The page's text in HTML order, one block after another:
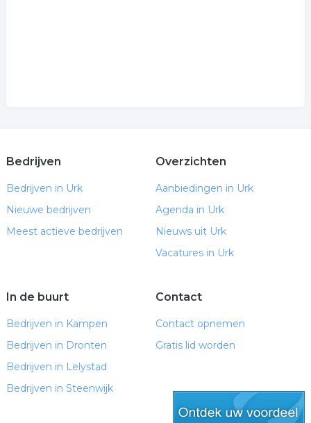
Bedrijven
Bedrijven in Urk
Nieuwe bedrijven
Meest actieve bedrijven
Overzichten
Aanbiedingen in Urk
Agenda in Urk
Nieuws uit Urk
Vacatures in Urk
In de buurt
Bedrijven in Kampen
Bedrijven in Dronten
Bedrijven in Lelystad
Bedrijven in Steenwijk
Contact
Contact opnemen
Gratis lid worden